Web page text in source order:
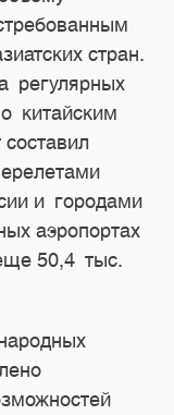
стран.
регулярных
китайским
и городами
аэропортах
50,4 тыс.